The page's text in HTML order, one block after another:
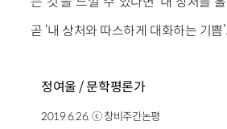
곧 ‘내 상처와 따스하게 대화하는 기쁨
정여울 / 문학평론가
2019.6.26. ⓒ 창비주간논평